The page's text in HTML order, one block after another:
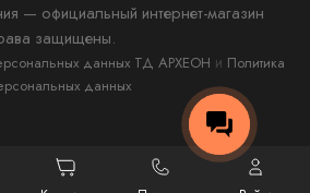
— официальный интернет-магазин
защищены.
данных ТД АРХЕОН и Политика
данных